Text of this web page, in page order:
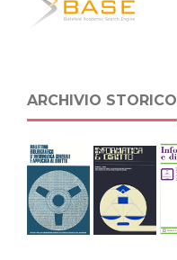
ARCHIVIO STORICO